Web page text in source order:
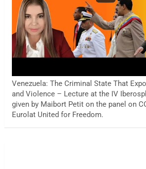
Venezuela: The Criminal State That
and Violence – Lecture at the IV
given by Maibort Petit on the panel on
Eurolat United for Freedom.